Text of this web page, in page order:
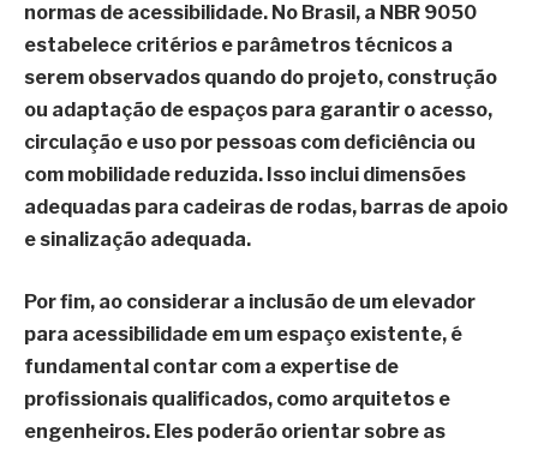
normas de acessibilidade. No Brasil, a NBR 9050
estabelece critérios e parâmetros técnicos a
serem observados quando do projeto, construção
ou adaptação de espaços para garantir o acesso,
circulação e uso por pessoas com deficiência ou
com mobilidade reduzida. Isso inclui dimensões
adequadas para cadeiras de rodas, barras de apoio
e sinalização adequada.
Por fim, ao considerar a inclusão de um elevador
para acessibilidade em um espaço existente, é
fundamental contar com a expertise de
profissionais qualificados, como arquitetos e
engenheiros. Eles poderão orientar sobre as